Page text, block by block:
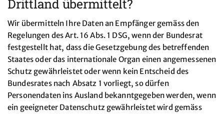
Drittland übermittelt?
Wir übermitteln Ihre Daten an Empfänger gemäss den
Regelungen des Art. 16 Abs. 1 DSG, wenn der Bundesrat
festgestellt hat, dass die Gesetzgebung des betreffenden
Staates oder das internationale Organ einen angemessenen
Schutz gewährleistet oder wenn kein Entscheid des
Bundesrates nach Absatz 1 vorliegt, so dürfen
Personendaten ins Ausland bekanntgegeben werden, wenn
ein geeigneter Datenschutz gewährleistet wird gemäss